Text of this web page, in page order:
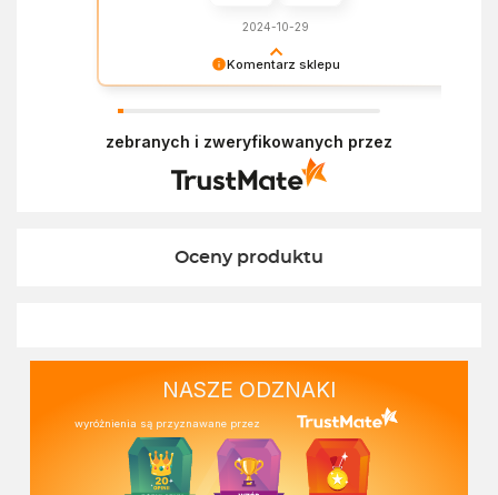
Komentarz sklepu
doświadczeniem. Z pozdrowieniami, Zespół
2024-10-29
zebranych i zweryfikowanych przez
Oceny produktu
NASZE ODZNAKI
wyróżnienia są przyznawane przez